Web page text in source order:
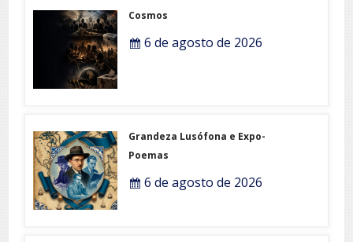
Cosmos
6 de agosto de 2026
Grandeza Lusófona e Expo-
Poemas
6 de agosto de 2026